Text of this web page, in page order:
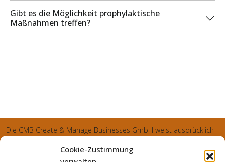
Cookie-Zustimmung
Gibt es die Möglichkeit prophylaktische
Maßnahmen treffen?
Die CMB Create & Manage Businesses GmbH weist ausdrücklich
und sämtliche generierte Aufträge an die SecuPart GmbH